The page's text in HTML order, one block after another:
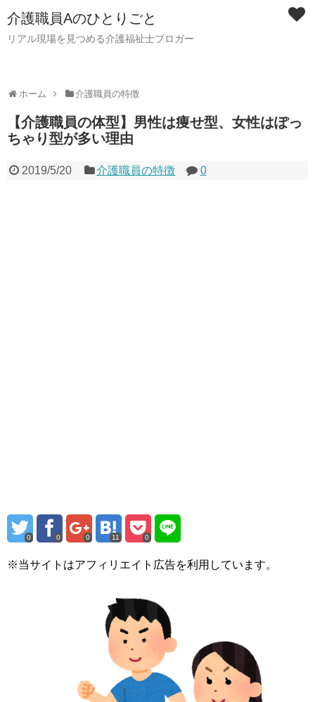
介護職員Aのひとりごと
リアル現場を見つめる介護福祉士ブロガー
ホーム 介護職員の特徴
【介護職員の体型】男性は痩せ型、女性はぽっ
ちゃり型が多い理由
2019/5/20 介護職員の特徴 0
0 0 0 11 0
※当サイトはアフィリエイト広告を利用しています。